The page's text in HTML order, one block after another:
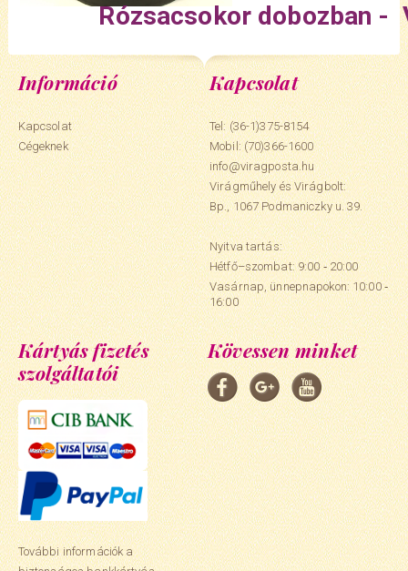
Rózsacsokor dobozban -
Információ
Kapcsolat
Cégeknek
Kapcsolat
Tel: (36-1)375-8154
Mobil:(70)366-1600
info@viragposta.hu
Virágműhely és Virágbolt:
Bp., 1067 Podmaniczky u. 39.
Nyitva tartás:
Hétfő–szombat: 9:00 ‑ 20:00
Vasárnap, ünnepnapokon: 10:00 ‑
16:00
Kártyás fizetés
szolgáltatói
További információk a
Kövessen minket